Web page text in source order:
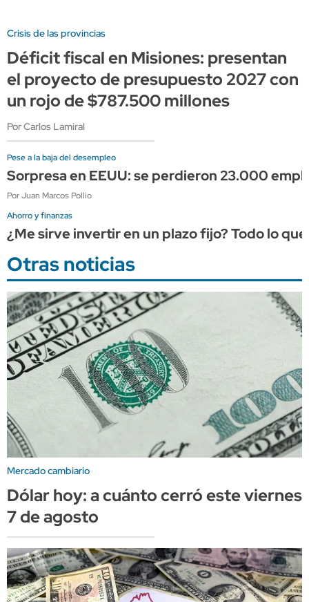
Crisis de las provincias
Déficit fiscal en Misiones: presentan
el proyecto de presupuesto 2027 con
un rojo de $787.500 millones
Por Carlos Lamiral
Pese a la baja del desempleo
Sorpresa en EEUU: se perdieron 23.000
Por Juan Marcos Pollio
Ahorro y finanzas
¿Me sirve invertir en un plazo fijo? Todo lo
Otras noticias
Mercado cambiario
Dólar hoy: a cuánto cerró este viernes
7 de agosto